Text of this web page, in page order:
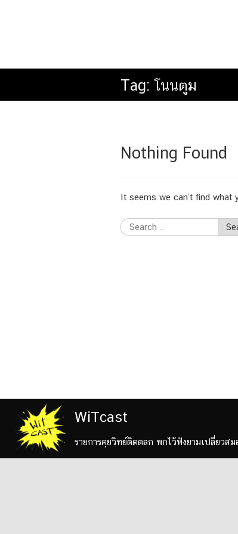
Tag: โนนตูม
Nothing Found
It seems we can’t find what
Search
for:
WiTcast
รายการคุยวิทย์ติดตลก พกไว้ฟังยามเปลี่ยวสม